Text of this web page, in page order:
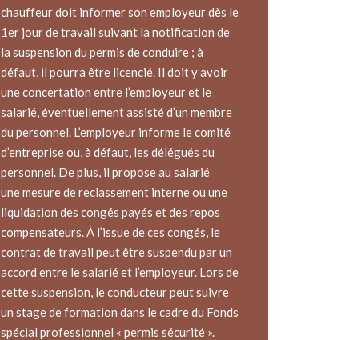
chauffeur doit informer son employeur dès le
1er jour de travail suivant la notification de
la suspension du permis de conduire ; à
défaut, il pourra être licencié. Il doit y avoir
une concertation entre l’employeur et le
salarié, éventuellement assisté d’un membre
du personnel. L’employeur informe le comité
d’entreprise ou, à défaut, les délégués du
personnel. De plus, il propose au salarié
une mesure de reclassement interne ou une
liquidation des congés payés et des repos
compensateurs. À l’issue de ces congés, le
contrat de travail peut être suspendu par un
accord entre le salarié et l’employeur. Lors de
cette suspension, le conducteur peut suivre
un stage de formation dans le cadre du Fonds
spécial professionnel « permis sécurité ».